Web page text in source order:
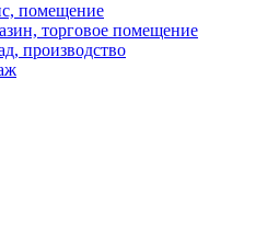
помещение
торговое помещение
производство